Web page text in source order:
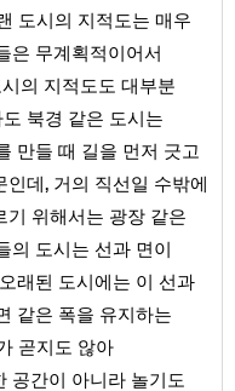
도시의 지적도는 매우
은 무계획적이어서
의 지적도도 대부분
북경 같은 도시는
만들 때 길을 먼저 긋고
인데, 거의 직선일 수밖에
기 위해서는 광장 같은
의 도시는 선과 면이
래된 도시에는 이 선과
같은 폭을 유지하는
곧지도 않아
공간이 아니라 놀기도